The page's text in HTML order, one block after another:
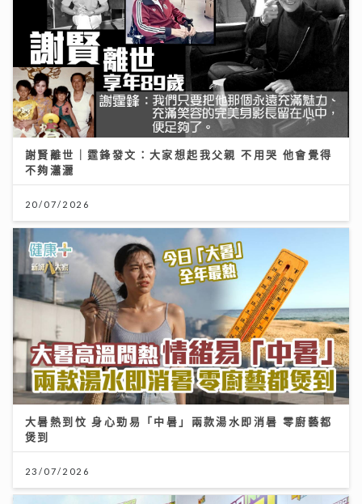
謝賢離世｜霆鋒發文：大家想起我父親 不用哭 他會覺得
不夠瀟灑
20/07/2026
大暑熱到忟 身心勁易「中暑」兩款湯水即消暑 零廚藝都
煲到
23/07/2026